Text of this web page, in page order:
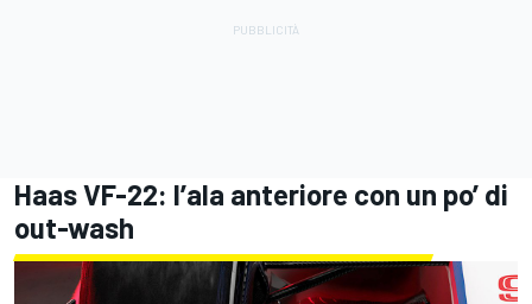
Haas VF-22: l’ala anteriore con un po’ di
out-wash